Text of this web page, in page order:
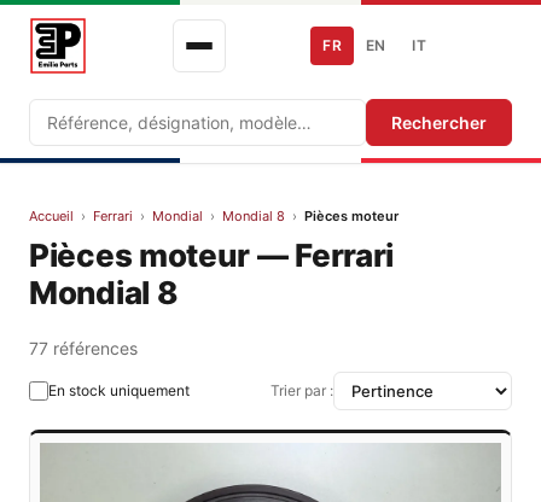
Recherche Rechercher
FR EN IT
Accueil › Ferrari › Mondial › Mondial 8 › Pièces moteur
Pièces moteur — Ferrari
Mondial 8
77 références
En stock uniquement Trier par :